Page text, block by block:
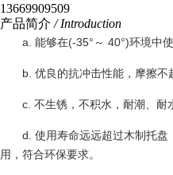
13669909509
产品简介 / Introduction
a. 能够在(-35°～ 40°)环境中
b. 优良的抗冲击性能，摩擦不
c. 不生锈，不积水，耐潮、耐
d. 使用寿命远远超过木制托
用，符合环保要求。